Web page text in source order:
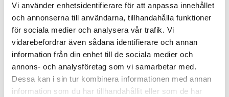
Vi använder enhetsidentifierare för att anpassa innehållet
och annonserna till användarna, tillhandahålla funktioner
för sociala medier och analysera vår trafik. Vi
vidarebefordrar även sådana identifierare och annan
information från din enhet till de sociala medier och
annons- och analysföretag som vi samarbetar med.
Dessa kan i sin tur kombinera informationen med annan
information som du har tillhandahållit eller som de har
2022-04-01
En grundläggande certifieringsutbildning för installatörer
Förändrade priser 2022-05-01
2022-03-31
Med anledning av stigande råvarupriser.
Ecovadis ger Elektroskandia högsta betyg inom
hållbarhetsarbete
2022-03-21